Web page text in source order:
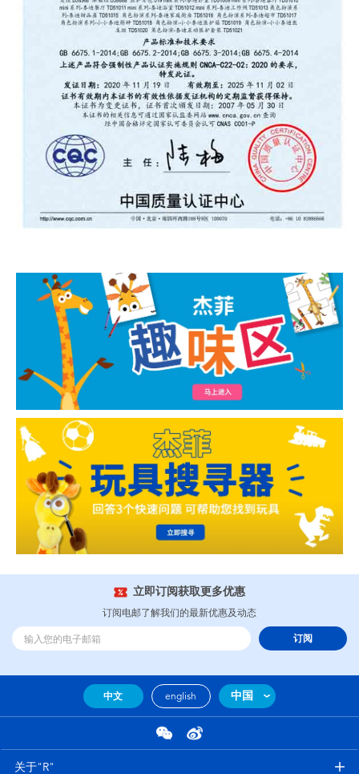
立即订阅获取更多优惠
订阅电邮了解我们的最新优惠及动态
订阅
中文 english 中国
关于"R"